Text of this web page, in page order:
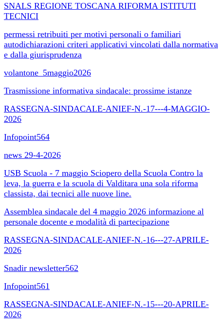
SNALS REGIONE TOSCANA RIFORMA ISTITUTI
TECNICI
permessi retribuiti per motivi personali o familiari
autodichiarazioni criteri applicativi vincolati dalla normativa
e dalla giurisprudenza
volantone_5maggio2026
Trasmissione informativa sindacale: prossime istanze
RASSEGNA-SINDACALE-ANIEF-N.-17---4-MAGGIO-
2026
Infopoint564
news 29-4-2026
USB Scuola - 7 maggio Sciopero della Scuola Contro la
leva, la guerra e la scuola di Valditara una sola riforma
classista, dai tecnici alle nuove line.
Assemblea sindacale del 4 maggio 2026 informazione al
personale docente e modalità di partecipazione
RASSEGNA-SINDACALE-ANIEF-N.-16---27-APRILE-
2026
Snadir newsletter562
Infopoint561
RASSEGNA-SINDACALE-ANIEF-N.-15---20-APRILE-
2026